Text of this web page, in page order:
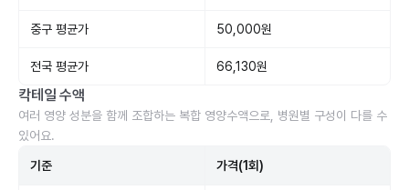
중구 평균가 50,000원
전국 평균가 66,130원
칵테일 수액
여러 영양 성분을 함께 조합하는 복합 영양수액으로, 병원별 구성이 다를 수
있어요.
기준 가격(1회)